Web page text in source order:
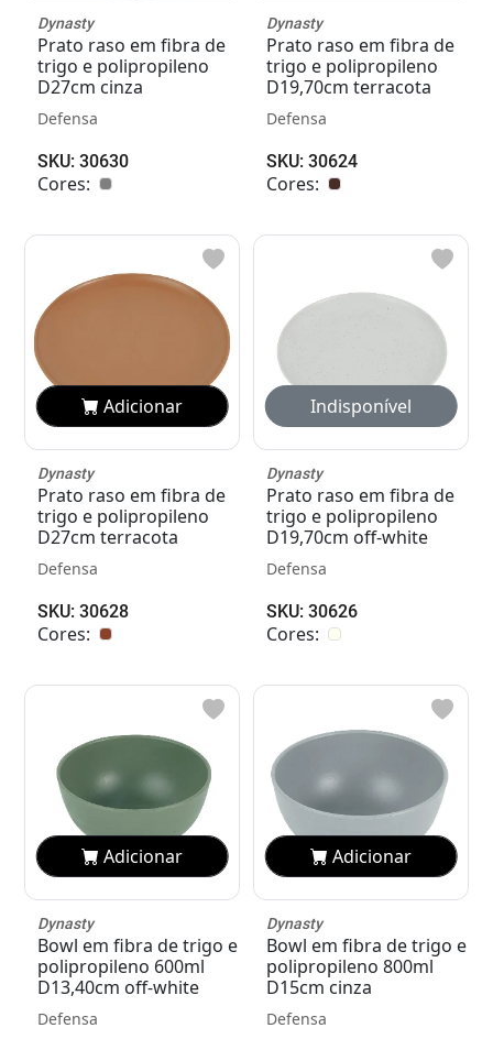
Dynasty
Prato raso em fibra de
trigo e polipropileno
D27cm cinza
Defensa
SKU: 30630
Cores:
Dynasty
Prato raso em fibra de
trigo e polipropileno
D19,70cm terracota
Defensa
SKU: 30624
Cores:
Adicionar
Dynasty
Prato raso em fibra de
trigo e polipropileno
D27cm terracota
Defensa
SKU: 30628
Cores:
Adicionar
Dynasty
Prato raso em fibra de
trigo e polipropileno
D19,70cm off-white
Defensa
SKU: 30626
Cores:
Adicionar
Dynasty
Bowl em fibra de trigo e
polipropileno 600ml
D13,40cm off-white
Defensa
Adicionar
Dynasty
Bowl em fibra de trigo e
polipropileno 800ml
D15cm cinza
Defensa